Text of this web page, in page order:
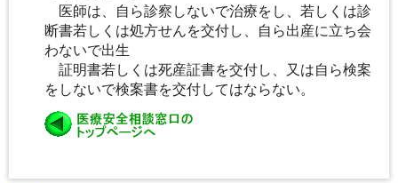
医師は、自ら診察しないで治療をし、若しくは診
断書若しくは処方せんを交付し、自ら出産に立ち会
わないで出生
証明書若しくは死産証書を交付し、又は自ら検案
をしないで検案書を交付してはならない。